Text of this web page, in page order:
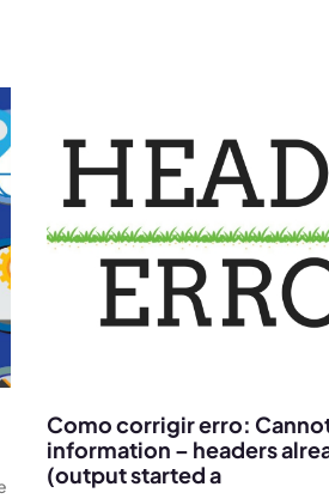
Como corrigir erro:
information – headers
(output started a